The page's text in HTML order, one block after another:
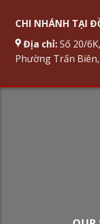
CHI NHÁNH TẠI
Địa chỉ:Số 20/
Phường Trấn